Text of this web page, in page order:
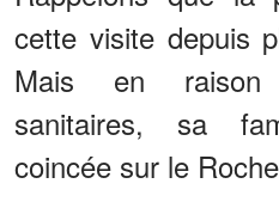
cette visite depuis
Mais en raison
sanitaires, sa
coincée sur le